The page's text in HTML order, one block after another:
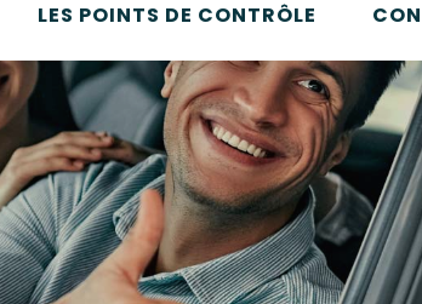
LES POINTS DE CONTRÔLE